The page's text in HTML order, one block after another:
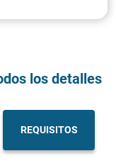
los detalles
REQUISITOS